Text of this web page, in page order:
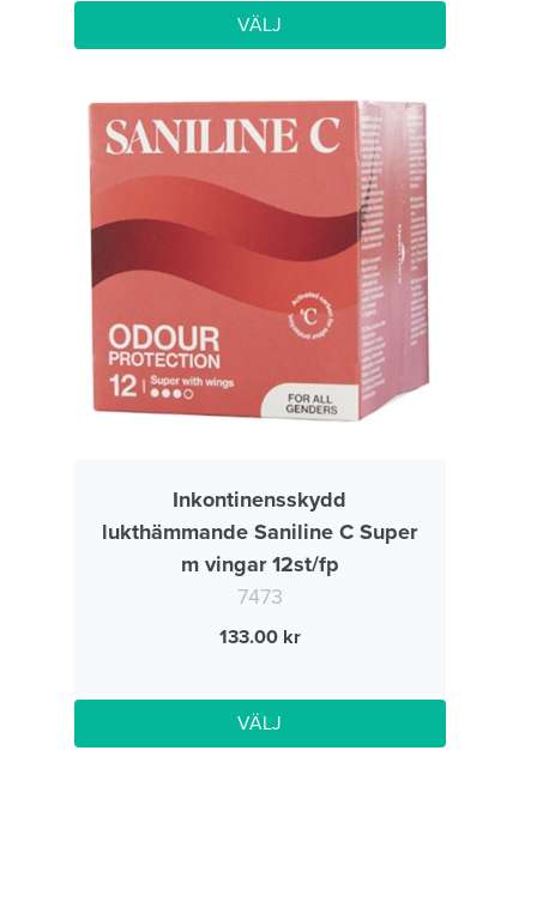
VÄLJ
Inkontinensskydd
lukthämmande Saniline C Super
m vingar 12st/fp
7473
133.00
VÄLJ